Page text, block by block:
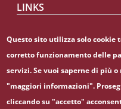
LINKS
CIAO
Sapienza Store
Questo sito utilizza solo cookie
corretto funzionamento delle
servizi. Se vuoi saperne di più
"maggiori informazioni".
cliccando su "accetto"